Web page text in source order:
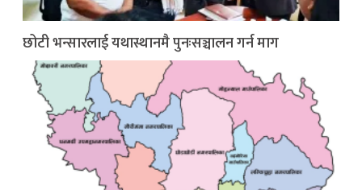
छोटी भन्सारलाई यथास्थानमै पुनःसञ्चालन गर्न माग